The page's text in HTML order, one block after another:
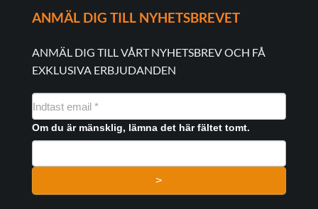
ANMÄL DIG TILL NYHETSBREVET
ANMÄL DIG TILL VÅRT NYHETSBREV OCH FÅ
EXKLUSIVA ERBJUDANDEN
NYHEDSMAIL
FORMULAR
Om du är mänsklig, lämna det här fältet tomt.
>